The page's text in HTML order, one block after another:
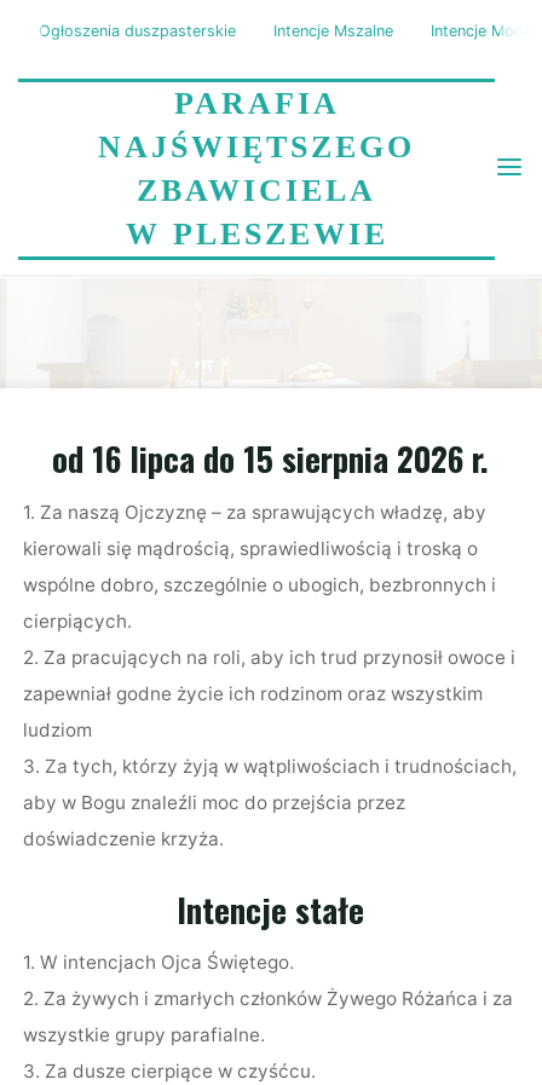
content
PARAFIA
NAJŚWIĘTSZEGO
ZBAWICIELA
W PLESZEWIE
Ogłoszenia duszpasterskie Intencje Mszalne Intencje
INTENCJE MODLITWY
RÓŻAŃCOWEJ
od 16 lipca do 15 sierpnia 2026 r.
1. Za naszą Ojczyznę – za sprawujących władzę, aby
kierowali się mądrością, sprawiedliwością i troską o
wspólne dobro, szczególnie o ubogich, bezbronnych i
cierpiących.
2. Za pracujących na roli, aby ich trud przynosił owoce i
zapewniał godne życie ich rodzinom oraz wszystkim
ludziom
3. Za tych, którzy żyją w wątpliwościach i trudnościach,
aby w Bogu znaleźli moc do przejścia przez
doświadczenie krzyża.
Intencje stałe
1. W intencjach Ojca Świętego.
2. Za żywych i zmarłych członków Żywego Różańca i za
wszystkie grupy parafialne.
3. Za dusze cierpiące w czyśćcu.